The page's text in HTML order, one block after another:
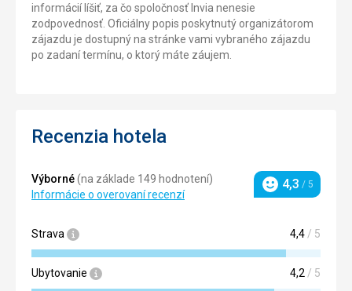
informácií líšiť, za čo spoločnosť Invia nenesie
zodpovednosť. Oficiálny popis poskytnutý organizátorom
zájazdu je dostupný na stránke vami vybraného zájazdu
po zadaní termínu, o ktorý máte záujem.
Recenzia hotela
Výborné(na základe 149 hodnotení)
Informácie o overovaní recenzí
Hodnotenie
4,3 / 5
Strava 4,4/ 5
Ubytovanie 4,2/ 5